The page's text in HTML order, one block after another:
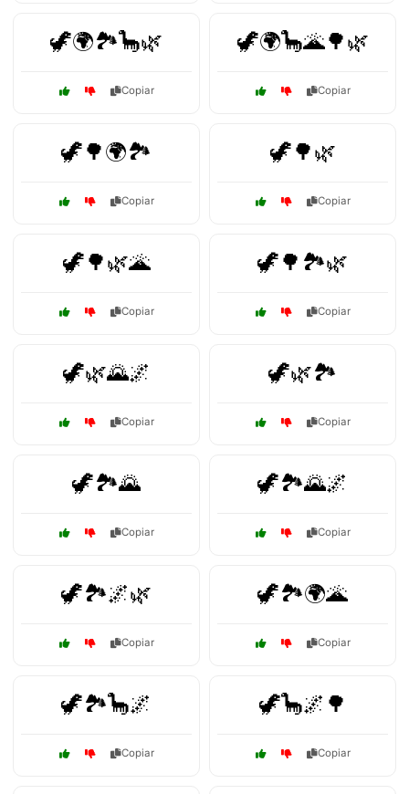
🦖🌍🏞️🦕🌿
Copiar
🦖🌍🦕🌋🌳🌿
Copiar
🦖🌳🌍🏞️
Copiar
🦖🌳🌿
Copiar
🦖🌳🌿🌋
Copiar
🦖🌳🏞️🌿
Copiar
🦖🌿🌄🌌
Copiar
🦖🌿🏞️
Copiar
🦖🏞️🌄
Copiar
🦖🏞️🌄🌌
Copiar
🦖🏞️🌌🌿
Copiar
🦖🏞️🌍🌋
Copiar
🦖🏞️🦕🌌
Copiar
🦖🦕🌌🌳
Copiar